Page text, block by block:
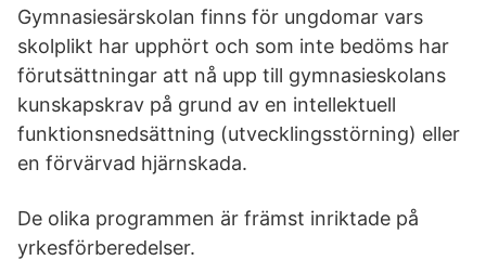
Gymnasiesärskolan finns för ungdomar vars
skolplikt har upphört och som inte bedöms har
förutsättningar att nå upp till gymnasieskolans
kunskapskrav på grund av en intellektuell
funktionsnedsättning (utvecklingsstörning) eller
en förvärvad hjärnskada.
De olika programmen är främst inriktade på
yrkesförberedelser.